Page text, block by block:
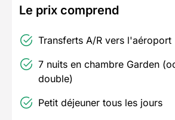
Le prix comprend
Transferts A/R vers l'aéroport
7 nuits en chambre Garden
double)
Petit déjeuner tous les jours